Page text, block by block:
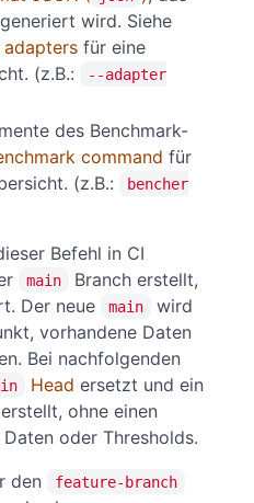
generiert wird. Siehe
adapters für eine
(z.B.:
--adapter
des Benchmark-
command für
(z.B.:
bencher
Befehl in CI
main
Branch erstellt,
Der neue
main
wird
vorhandene Daten
Bei nachfolgenden
Head ersetzt und ein
ohne einen
oder Thresholds.
den
feature-branch